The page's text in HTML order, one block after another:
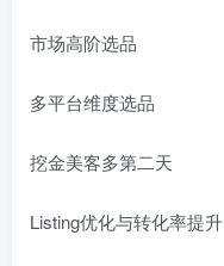
市场高阶选品
多平台维度选品
挖金美客多第二天
Listing优化与转化率提升